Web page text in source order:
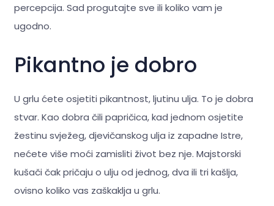
percepcija. Sad progutajte sve ili koliko vam je
ugodno.
Pikantno je dobro
U grlu ćete osjetiti pikantnost, ljutinu ulja. To je dobra
stvar. Kao dobra čili papričica, kad jednom osjetite
žestinu svježeg, djevičanskog ulja iz zapadne Istre,
nećete više moći zamisliti život bez nje. Majstorski
kušači čak pričaju o ulju od jednog, dva ili tri kašlja,
ovisno koliko vas zaškaklja u grlu.